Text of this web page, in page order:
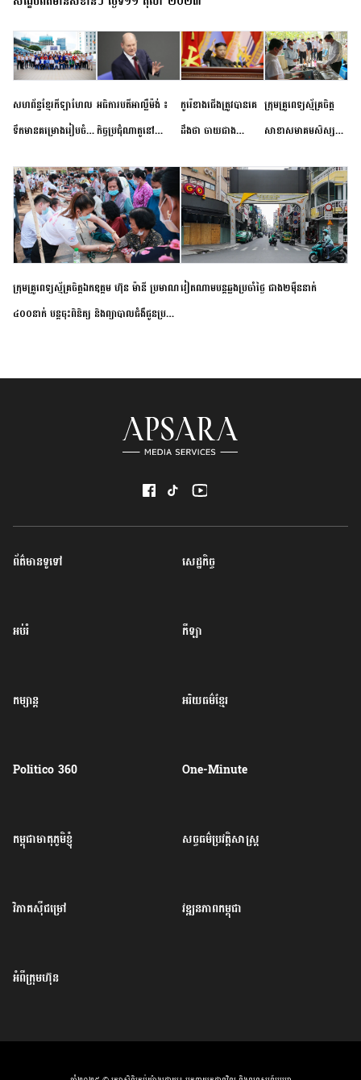
សហព័ន្ធខ្មែរកីឡាហែល
ទឹកមានគម្រោងរៀបចំ
កម្រិតបឋម ដល់ឧត្តម
សិក្សានាពេលខាងមុខ
អធិការបតីអាល្លឺម៉ង់ ៖
កិច្ចប្រជុំណាតូនៅ
ខាងមុខនឹងបញ្ជូនសញ្ញា
នៃភាពស្អិតរមួត និង
ការប្តេជ្ញាចិត្ត
កូរ៉េខាងជើងត្រូវបានគេ
ដឹងថា ចាយជាង
អភិវឌ្ឍន៍នុយក្លេអ៊ែរ
ក្រុមគ្រូពេទ្យស្ម័គ្រចិត្ត
សាខាសមាគមសិស្ស
ខេត្តកំពង់ចាម ចុះពិនិត្យ
ពិគ្រោះជំងឺទូទៅ និងផ្តល់
ថ្នាំពេទ្យជូនប្រជាពលរដ្ឋ
រស់នៅសង្កាត់បឹងកុក
ក្រុមគ្រូពេទ្យស្ម័គ្រចិត្តឯកឧត្តម ហ៊ុន ម៉ានី ប្រមាណ
៤០០នាក់ បន្តចុះពិនិត្យ និងព្យាបាលជំងឺជូនប្រជា
វៀតណាម​បន្ត​ឆ្លង​ប្រចាំថ្ងៃ​ ​ជាង​២​ម៉ឺន​នាក់​
ព័ត៌មានទូទៅ សេដ្ឋកិច្ច
អប់រំ កីឡា
កម្សាន្ត អរិយធម៌ខ្មែរ
Politico 360 One-Minute
កម្ពុជាមាតុភូមិខ្ញុំ សច្ចធម៌ប្រវត្តិសាស្ត្រ
វិភាគសុីជម្រៅ វឌ្ឍនភាពកម្ពុជា
អំពីក្រុមហ៊ុន